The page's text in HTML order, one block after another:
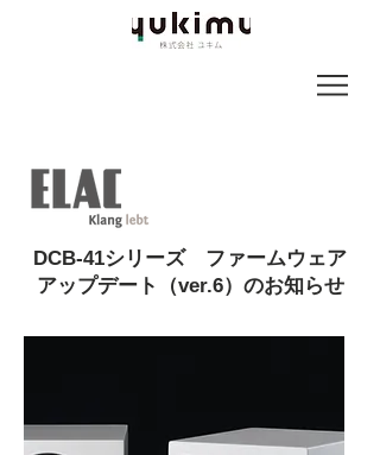
DCB-41シリーズ ファームウェア
アップデート（ver.6）のお知らせ